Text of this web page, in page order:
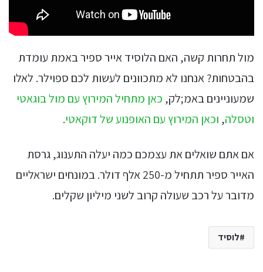
מול תחרות קשה, האם הלוסיד אייר ספיר באמת עומדת
בהבטחות? אנחנו לא מתכוונים לעשות לכם ספוילר. לאלו
שמעוניינים באמ;לק, כאן מתחיל המירוץ עם מול בוגאטי
וטסלה, וכאן המירוץ עם האופנוע של דוקאטי.
אם אתם שואלים את עצמכם כמה יעלה התענוג, גרסת
האייר ספיר תתחיל מ-250 אלף דולר. במונחים ישראליים
מדובר על רכב שעולה קרוב לשני מיליון שקלים.
לוסיד